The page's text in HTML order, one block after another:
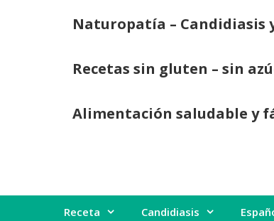
Naturopatía – Candidiasis
Recetas sin gluten – sin
Alimentación saludable y
Receta Candidiasis